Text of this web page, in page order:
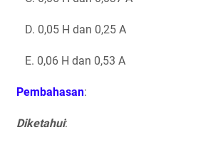
D. 0,05 H dan 0,25 A
E. 0,06 H dan 0,53 A
Pembahasan:
Diketahui: